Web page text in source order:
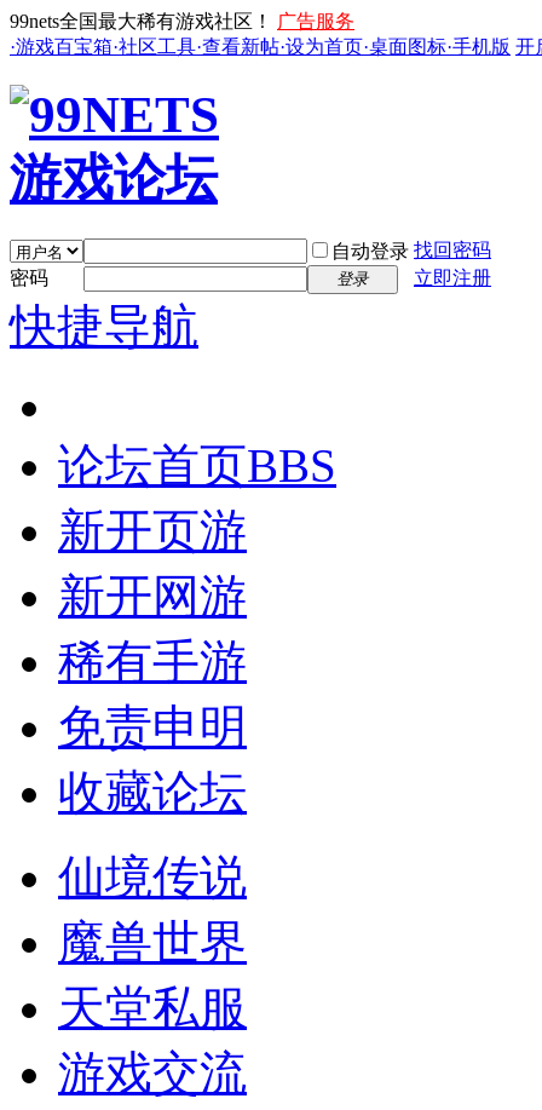
99nets全国最大稀有游戏社区！
广告服务
·游戏百宝箱·社区工具·查看新帖·设为首页·桌面图标·手机版 开
自动登录 找回密码
密码
登录 立即注册
快捷导航
论坛首页BBS
新开页游
新开网游
稀有手游
免责申明
收藏论坛
仙境传说
魔兽世界
天堂私服
游戏交流